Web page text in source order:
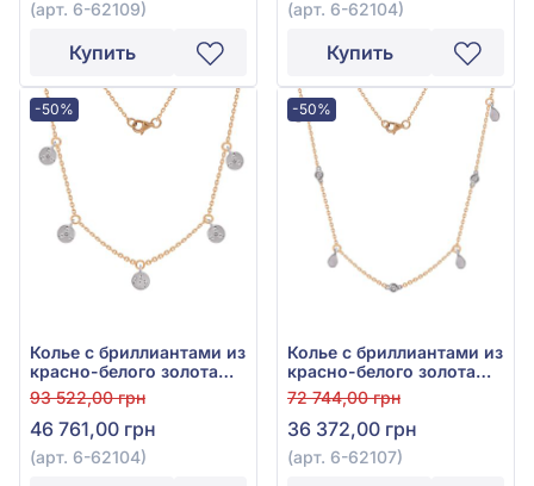
(арт. 6-62109)
Купить
(арт. 6-62104)
Купить
-50%
Колье с бриллиантами из
красно-белого золота
585°, бриллиант 0,15ct,
арт. 6-62104
93 522,00 грн
46 761,00 грн
(арт. 6-62104)
-50%
Колье с бриллиантами из
красно-белого золота
585°, Бриллиант 0,06ct,
арт. 6-62107
72 744,00 грн
36 372,00 грн
(арт. 6-62107)